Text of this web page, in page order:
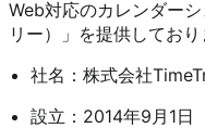
Web対応のカレンダー
リー）」を提供しており
社名：株式会社
設立：2014年9月1日